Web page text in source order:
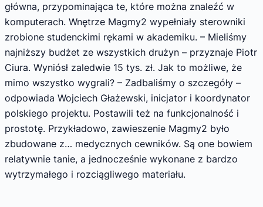
główna, przypominająca te, które można znaleźć w
komputerach. Wnętrze Magmy2 wypełniały sterowniki
zrobione studenckimi rękami w akademiku. – Mieliśmy
najniższy budżet ze wszystkich drużyn – przyznaje Piotr
Ciura. Wyniósł zaledwie 15 tys. zł. Jak to możliwe, że
mimo wszystko wygrali? – Zadbaliśmy o szczegóły –
odpowiada Wojciech Głażewski, inicjator i koordynator
polskiego projektu. Postawili też na funkcjonalność i
prostotę. Przykładowo, zawieszenie Magmy2 było
zbudowane z… medycznych cewników. Są one bowiem
relatywnie tanie, a jednocześnie wykonane z bardzo
wytrzymałego i rozciągliwego materiału.